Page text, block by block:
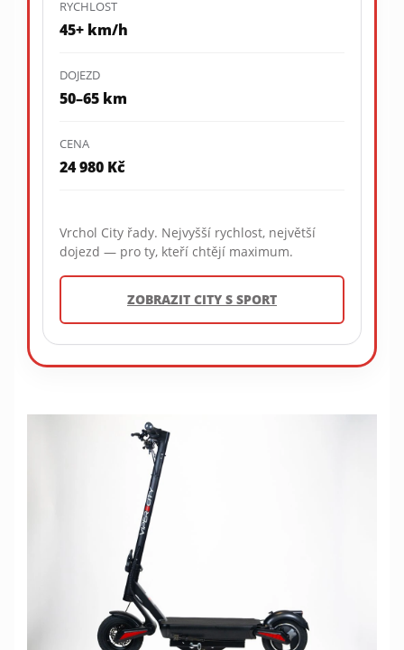
RYCHLOST
45+ km/h
DOJEZD
50–65 km
CENA
24 980 Kč
Vrchol City řady. Nejvyšší rychlost, největší
dojezd — pro ty, kteří chtějí maximum.
ZOBRAZIT CITY S SPORT